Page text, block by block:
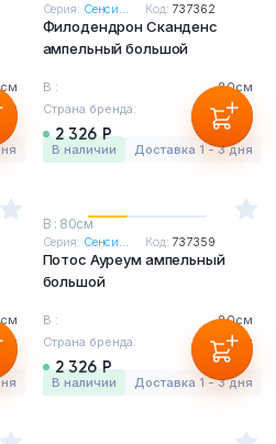
Серия: Сенси... Код: 737362
Филодендрон Сканденс
ампельный большой
В :
80см
Страна бренда:
Бельгия
2 326 Р
в наличии Доставка 1 - 3 дня
В : 80см
Серия: Сенси... Код: 737359
Потос Ауреум ампельный
большой
В :
80см
Страна бренда:
Бельгия
2 326 Р
в наличии Доставка 1 - 3 дня